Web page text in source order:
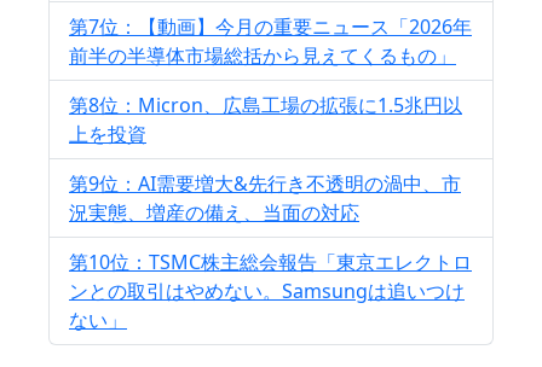
第7位：【動画】今月の重要ニュース「2026年
前半の半導体市場総括から見えてくるもの」
第8位：Micron、広島工場の拡張に1.5兆円以
上を投資
第9位：AI需要増大&先行き不透明の渦中、市
況実態、増産の備え、当面の対応
第10位：TSMC株主総会報告「東京エレクトロ
ンとの取引はやめない。Samsungは追いつけ
ない」